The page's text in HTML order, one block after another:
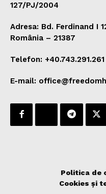
127/PJ/2004
Adresa: Bd. Ferdinand I
România – 21387
Telefon: +40.743.291.261
E-mail:
Politica de
Cookies și